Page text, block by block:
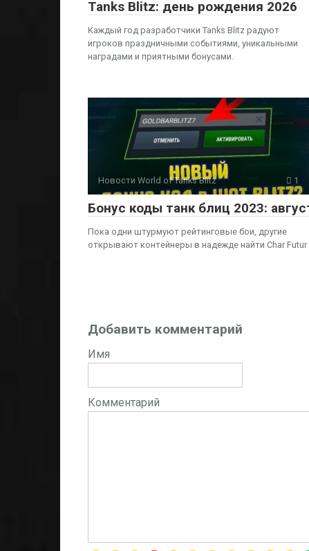
Tanks Blitz: день рождения 2026
Каждый год разработчики Tanks Blitz радуют
игроков праздничными событиями, уникальными
наградами и приятными бонусами.
Новости World of Tanks Blitz 1
Бонус коды танк блиц 2023:
Пока одни штурмуют рейтинговые бои, другие
открывают контейнеры в надежде найти Char Futur
Добавить комментарий
Имя
Комментарий